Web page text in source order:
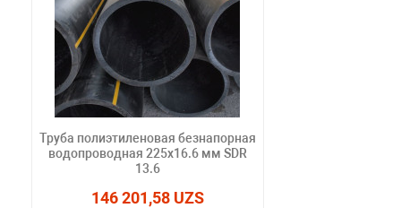
Труба полиэтиленовая безнапорная
водопроводная 225х16.6 мм SDR
13.6
146 201,58 UZS